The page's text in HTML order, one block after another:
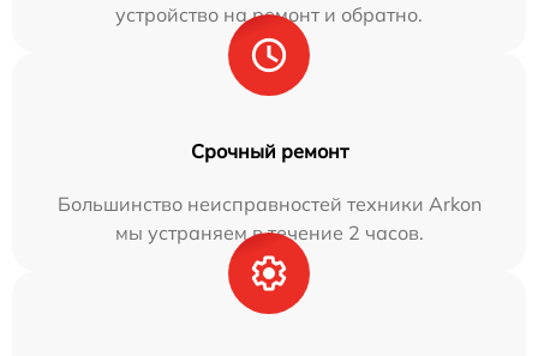
устройство на ремонт и обратно.
Срочный ремонт
Большинство неисправностей техники Arkon
мы устраняем в течение 2 часов.